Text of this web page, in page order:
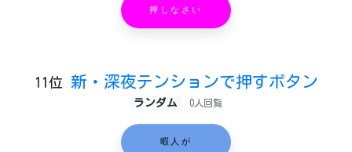
押しなさい
11位 新・深夜テンションで押すボタン
ランダム 0人回覧
暇人が